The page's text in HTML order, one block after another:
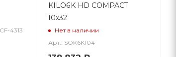
4313
KILO6K HD COMPACT
10x32
Нет в наличии
Арт.: SOK6K104